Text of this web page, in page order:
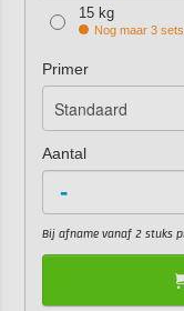
15 kg
Nog maar 3
Primer
Aantal
-
Bij afname vanaf 2 stuks